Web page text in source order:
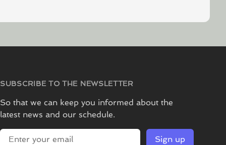
SUBSCRIBE TO THE NEWSLETTER
So that we can keep you informed about the
latest news and our schedule.
E-mail address
Sign up